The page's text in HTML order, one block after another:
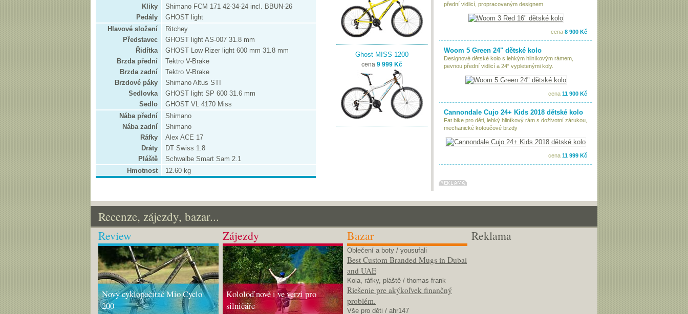
Kliky
Shimano FCM 171 42-34-24 incl. BBUN-26
Pedály
GHOST light
Hlavové složení
Ritchey
Představec
GHOST light AS-007 31.8 mm
Řidítka
GHOST Low Rizer light 600 mm 31.8 mm
Brzda přední
Tektro V-Brake
Brzda zadní
Tektro V-Brake
Brzdové páky
Shimano Altus STI
Sedlovka
GHOST light SP 600 31.6 mm
Sedlo
GHOST VL 4170 Miss
Nába přední
Shimano
Nába zadní
Shimano
Ráfky
Alex ACE 17
Dráty
DT Swiss 1.8
Pláště
Schwalbe Smart Sam 2.1
Hmotnost
12.60 kg
Ghost MISS 1200
cena 9 999 Kč
přední vidlicí, propracovaným designem
cena 8 900 Kč
Woom 5 Green 24" dětské kolo
Designové dětské kolo s lehkým hliníkovým rámem,
pevnou přední vidlicí a 24“ vypletenými koly.
cena 11 900 Kč
Cannondale Cujo 24+ Kids 2018 dětské kolo
Fat bike pro děti, lehký hliníkový rám s doživotní zárukou,
mechanické kotoučové brzdy
cena 11 999 Kč
Recenze, zájezdy, bazar...
Review
Nový cyklopočítač Mio Cyclo
200
Zájezdy
Kololoď nově i ve verzi pro
silničáře
Bazar
Oblečení a boty / yousufali
Best Custom Branded Mugs in Dubai
and UAE
Kola, ráfky, pláště / thomas frank
Riešenie pre akýkoľvek finančný
problém.
Vše pro děti / ahr147
Reklama